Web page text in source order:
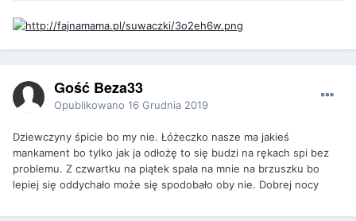
Gość Beza33
Opublikowano 16 Grudnia 2019
Dziewczyny śpicie bo my nie. Łóżeczko nasze ma jakieś
mankament bo tylko jak ja odłożę to się budzi na rękach spi bez
problemu. Z czwartku na piątek spała na mnie na brzuszku bo
lepiej się oddychało może się spodobało oby nie. Dobrej nocy